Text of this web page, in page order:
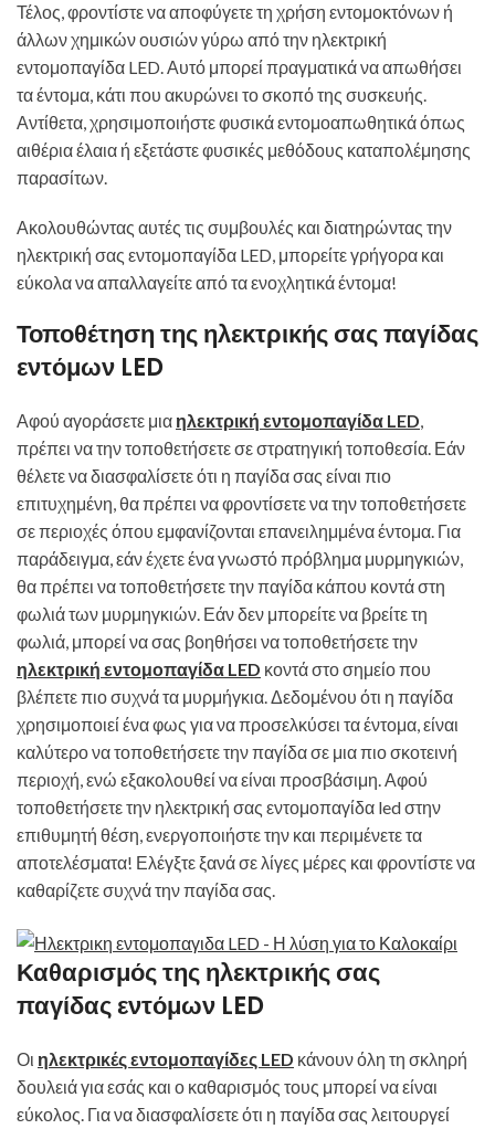
Τέλος, φροντίστε να αποφύγετε τη χρήση εντομοκτόνων ή
άλλων χημικών ουσιών γύρω από την ηλεκτρική
εντομοπαγίδα LED. Αυτό μπορεί πραγματικά να απωθήσει
τα έντομα, κάτι που ακυρώνει το σκοπό της συσκευής.
Αντίθετα, χρησιμοποιήστε φυσικά εντομοαπωθητικά όπως
αιθέρια έλαια ή εξετάστε φυσικές μεθόδους καταπολέμησης
παρασίτων.
Ακολουθώντας αυτές τις συμβουλές και διατηρώντας την
ηλεκτρική σας εντομοπαγίδα LED, μπορείτε γρήγορα και
εύκολα να απαλλαγείτε από τα ενοχλητικά έντομα!
Τοποθέτηση της ηλεκτρικής σας παγίδας
εντόμων LED
Αφού αγοράσετε μια ηλεκτρική εντομοπαγίδα LED,
πρέπει να την τοποθετήσετε σε στρατηγική τοποθεσία. Εάν
θέλετε να διασφαλίσετε ότι η παγίδα σας είναι πιο
επιτυχημένη, θα πρέπει να φροντίσετε να την τοποθετήσετε
σε περιοχές όπου εμφανίζονται επανειλημμένα έντομα. Για
παράδειγμα, εάν έχετε ένα γνωστό πρόβλημα μυρμηγκιών,
θα πρέπει να τοποθετήσετε την παγίδα κάπου κοντά στη
φωλιά των μυρμηγκιών. Εάν δεν μπορείτε να βρείτε τη
φωλιά, μπορεί να σας βοηθήσει να τοποθετήσετε την
ηλεκτρική εντομοπαγίδα LED κοντά στο σημείο που
βλέπετε πιο συχνά τα μυρμήγκια. Δεδομένου ότι η παγίδα
χρησιμοποιεί ένα φως για να προσελκύσει τα έντομα, είναι
καλύτερο να τοποθετήσετε την παγίδα σε μια πιο σκοτεινή
περιοχή, ενώ εξακολουθεί να είναι προσβάσιμη. Αφού
τοποθετήσετε την ηλεκτρική σας εντομοπαγίδα led στην
επιθυμητή θέση, ενεργοποιήστε την και περιμένετε τα
αποτελέσματα! Ελέγξτε ξανά σε λίγες μέρες και φροντίστε να
καθαρίζετε συχνά την παγίδα σας.
Καθαρισμός της ηλεκτρικής σας
παγίδας εντόμων LED
Οι ηλεκτρικές εντομοπαγίδες LED κάνουν όλη τη σκληρή
δουλειά για εσάς και ο καθαρισμός τους μπορεί να είναι
εύκολος. Για να διασφαλίσετε ότι η παγίδα σας λειτουργεί